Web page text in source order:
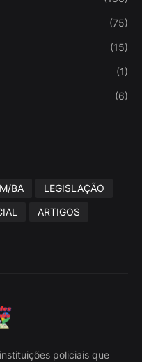
(75)
(15)
(1)
(6)
BA
LEGISLAÇÃO
ARTIGOS
policiais que